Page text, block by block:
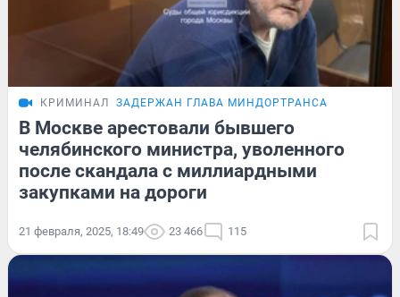
КРИМИНАЛ ЗАДЕРЖАН ГЛАВА МИНДОРТРАНСА
В Москве арестовали бывшего
челябинского министра, уволенного
после скандала с миллиардными
закупками на дороги
21 февраля, 2025, 18:49 23 466 115